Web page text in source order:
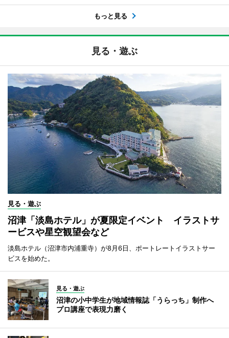
もっと見る
見る・遊ぶ
見る・遊ぶ
沼津「淡島ホテル」が夏限定イベント イラストサ
ービスや星空観望会など
淡島ホテル（沼津市内浦重寺）が8月6日、ポートレートイラストサー
ビスを始めた。
見る・遊ぶ
沼津の小中学生が地域情報誌「うらっち」制作へ
プロ講座で表現力磨く